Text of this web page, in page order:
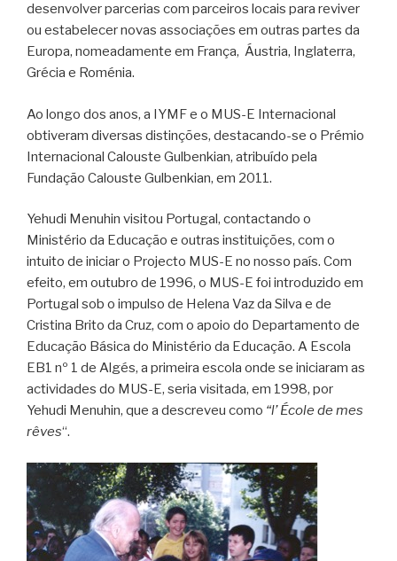
desenvolver parcerias com parceiros locais para reviver
ou estabelecer novas associações em outras partes da
Europa, nomeadamente em França, Áustria, Inglaterra,
Grécia e Roménia.
Ao longo dos anos, a IYMF e o MUS-E Internacional
obtiveram diversas distinções, destacando-se o Prémio
Internacional Calouste Gulbenkian, atribuído pela
Fundação Calouste Gulbenkian, em 2011.
Yehudi Menuhin visitou Portugal, contactando o
Ministério da Educação e outras instituições, com o
intuito de iniciar o Projecto MUS-E no nosso país. Com
efeito, em outubro de 1996, o MUS-E foi introduzido em
Portugal sob o impulso de Helena Vaz da Silva e de
Cristina Brito da Cruz, com o apoio do Departamento de
Educação Básica do Ministério da Educação. A Escola
EB1 nº 1 de Algés, a primeira escola onde se iniciaram as
actividades do MUS-E, seria visitada, em 1998, por
Yehudi Menuhin, que a descreveu como “l’ École de mes
rêves“.